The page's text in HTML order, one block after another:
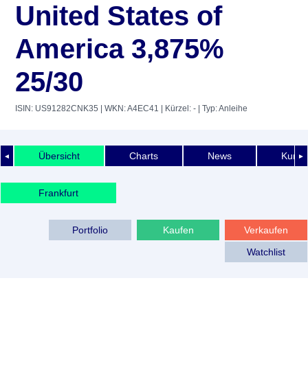
United States of
America 3,875%
25/30
ISIN: US91282CNK35 | WKN: A4EC41 | Kürzel: - | Typ: Anleihe
◄ ►
Übersicht Charts News
Frankfurt
Verkaufen
Kaufen
Portfolio
Watchlist